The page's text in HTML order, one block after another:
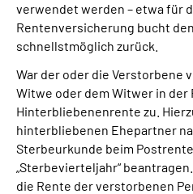
Mein
verwendet werden – etwa für
Rentenversicherung bucht
schnellstmöglich zurück.
War der oder die Verstorbene
Witwe oder dem Witwer in der
Hinterbliebenenrente zu.
hinterbliebenen Ehepartner
Sterbeurkunde beim
„Sterbevierteljahr“
die Rente der verstorbenen